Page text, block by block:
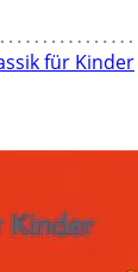
für Kinder